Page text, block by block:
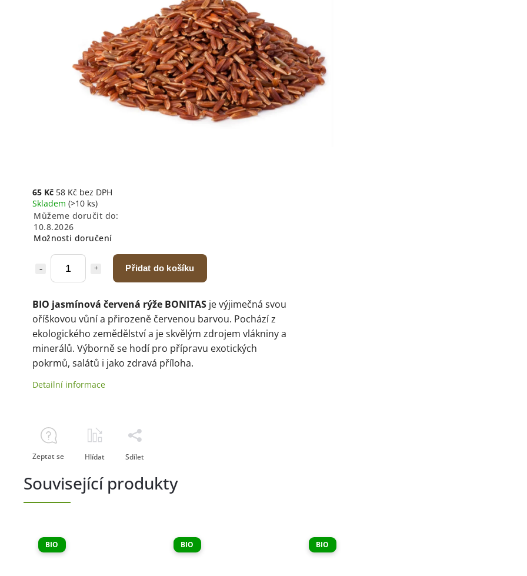
65 Kč 58 Kč bez DPH
Skladem (>10 ks)
Můžeme doručit do:
10.8.2026
Možnosti doručení
Přidat do košíku
BIO jasmínová červená rýže BONITAS je výjimečná svou
oříškovou vůní a přirozeně červenou barvou. Pochází z
ekologického zemědělství a je skvělým zdrojem vlákniny a
minerálů. Výborně se hodí pro přípravu exotických
pokrmů, salátů i jako zdravá příloha.
Detailní informace
Zeptat se Hlídat Sdílet
Související produkty
BIO BIO BIO